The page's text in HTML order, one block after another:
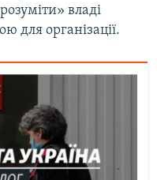
владі
для організації.